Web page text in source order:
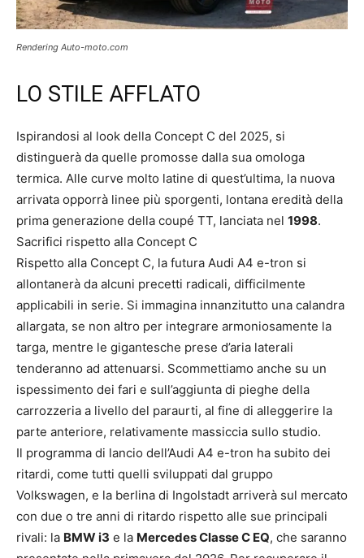
Rendering Auto-moto.com
LO STILE AFFLATO
Ispirandosi al look della Concept C del 2025, si
distinguerà da quelle promosse dalla sua omologa
termica. Alle curve molto latine di quest’ultima, la nuova
arrivata opporrà linee più sporgenti, lontana eredità della
prima generazione della coupé TT, lanciata nel 1998.
Sacrifici rispetto alla Concept C
Rispetto alla Concept C, la futura Audi A4 e-tron si
allontanerà da alcuni precetti radicali, difficilmente
applicabili in serie. Si immagina innanzitutto una calandra
allargata, se non altro per integrare armoniosamente la
targa, mentre le gigantesche prese d’aria laterali
tenderanno ad attenuarsi. Scommettiamo anche su un
ispessimento dei fari e sull’aggiunta di pieghe della
carrozzeria a livello del paraurti, al fine di alleggerire la
parte anteriore, relativamente massiccia sullo studio.
Il programma di lancio dell’Audi A4 e-tron ha subito dei
ritardi, come tutti quelli sviluppati dal gruppo
Volkswagen, e la berlina di Ingolstadt arriverà sul mercato
con due o tre anni di ritardo rispetto alle sue principali
rivali: la BMW i3 e la Mercedes Classe C EQ, che saranno